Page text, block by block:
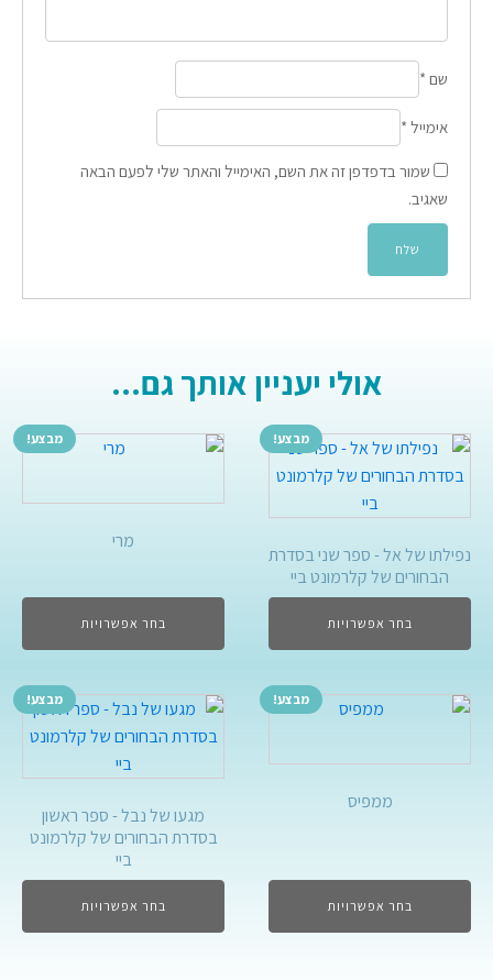
שם *
אימייל *
שמור בדפדפן זה את השם, האימייל והאתר שלי לפעם הבאה
שאגיב.
אולי יעניין אותך גם...
מבצע!
נפילתו של אל - ספר שני בסדרת
הבחורים של קלרמונט ביי
בחר אפשרויות
מבצע!
מרי
בחר אפשרויות
מבצע!
ממפיס
בחר אפשרויות
מבצע!
מגעו של נבל - ספר ראשון
בסדרת הבחורים של קלרמונט
ביי
בחר אפשרויות